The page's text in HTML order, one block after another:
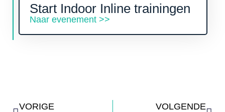
Start Indoor Inline trainingen
Naar evenement >>
VORIGE
VOLGENDE